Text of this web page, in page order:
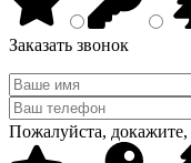
Заказать звонок
Пожалуйста,